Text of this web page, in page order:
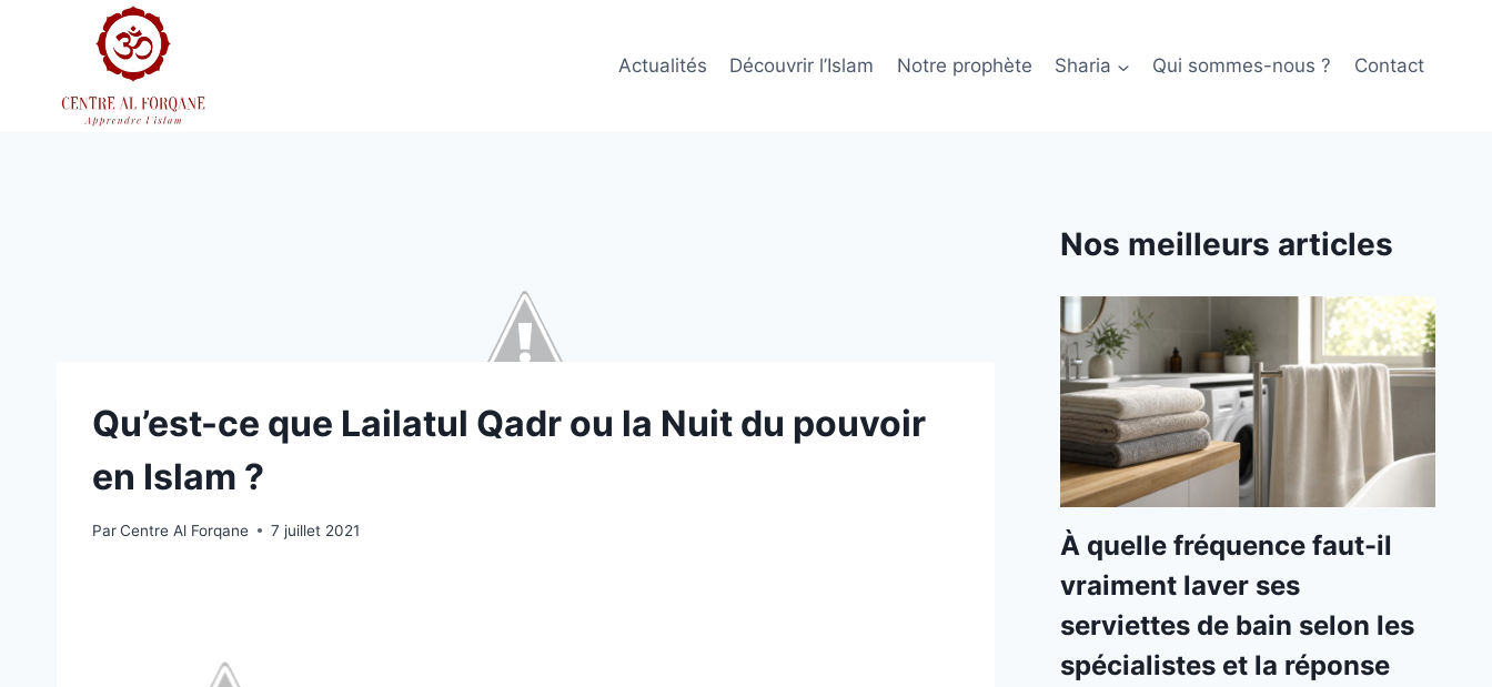
Actualités Découvrir l’Islam Notre prophète Sharia Qui sommes-nous ? Contact
Qu’est-ce que Lailatul Qadr ou la Nuit du pouvoir
en Islam ?
ParCentre Al Forqane 7 juillet 2021
Nos meilleurs articles
À quelle fréquence faut-il
vraiment laver ses
serviettes de bain selon les
spécialistes et la réponse